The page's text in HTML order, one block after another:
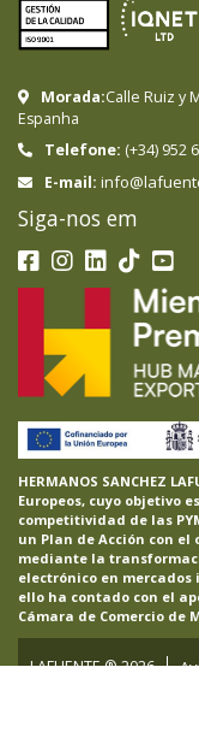
Morada:Calle Ruiz y
Espanha
Telefone: (+34) 952
E-mail:
Siga-nos em
HERMANOS SANCHEZ
Europeos, cuyo objetivo
competitividad de las
un Plan de Acción con
mediante la
electrónico en mercados
ello ha contado con el
Cámara de Comercio de
LAFUENTE ®2026